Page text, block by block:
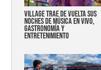
Village trae de vuelta sus
noches de música en vivo,
gastronomía y
entretenimiento